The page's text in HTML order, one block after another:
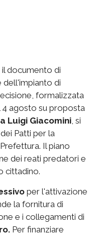
documento di
di
formalizzata
agosto su proposta
Luigi Giacomini , si
Patti per la
Il piano
dei reati predatori e
cittadino.
per l'attivazione
la fornitura di
e i collegamenti di
Per finanziare